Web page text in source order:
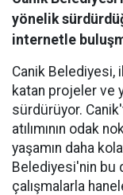
yönelik
internetle
Canik Belediyesi,
katan projeler ve
sürdürüyor.
atılımının odak
yaşamın daha
Belediyesi'nin
çalışmalarla